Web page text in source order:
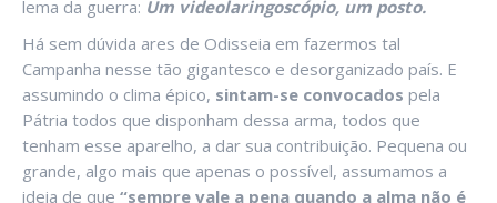
lema da guerra: Um videolaringoscópio, um posto.
Há sem dúvida ares de Odisseia em fazermos tal
Campanha nesse tão gigantesco e desorganizado país. E
assumindo o clima épico, sintam-se convocados pela
Pátria todos que disponham dessa arma, todos que
tenham esse aparelho, a dar sua contribuição. Pequena ou
grande, algo mais que apenas o possível, assumamos a
ideia de que “sempre vale a pena quando a alma não é